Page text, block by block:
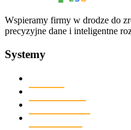
Wspieramy firmy w drodze do
precyzyjne dane i inteligentne
Systemy